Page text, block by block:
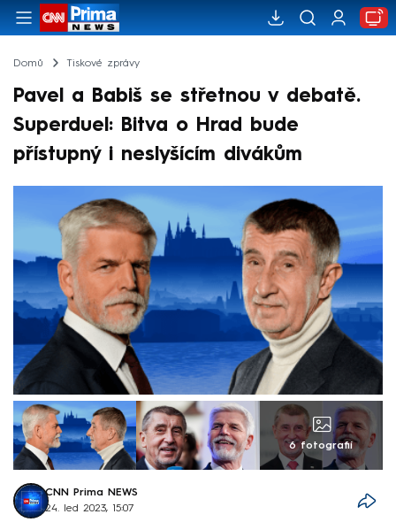
Domů Tiskové zprávy
Pavel a Babiš se střetnou v debatě.
Superduel: Bitva o Hrad bude
přístupný i neslyšícím divákům
6 fotografií
CNN Prima NEWS
24. led 2023, 15:07